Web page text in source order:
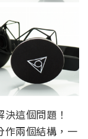
這個問題！
作兩個結構，一